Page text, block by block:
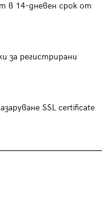
в 14-дневен срок от
за регистрирани
SSL certificate